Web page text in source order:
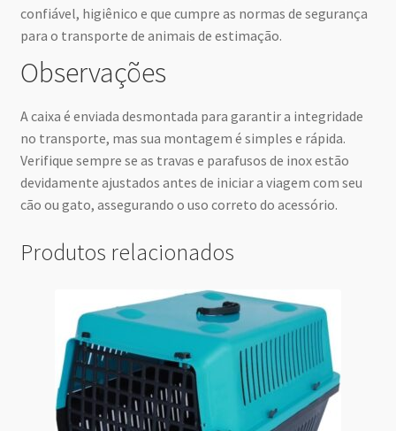
confiável, higiênico e que cumpre as normas de segurança
para o transporte de animais de estimação.
Observações
A caixa é enviada desmontada para garantir a integridade
no transporte, mas sua montagem é simples e rápida.
Verifique sempre se as travas e parafusos de inox estão
devidamente ajustados antes de iniciar a viagem com seu
cão ou gato, assegurando o uso correto do acessório.
Produtos relacionados